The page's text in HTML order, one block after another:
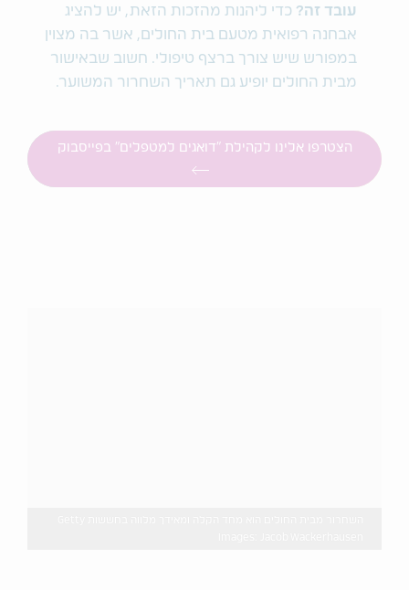
עובד זה? כדי ליהנות מהזכות הזאת, יש להציג
אבחנה רפואית מטעם בית החולים, אשר בה מצוין
במפורש שיש צורך ברצף טיפולי. חשוב שבאישור
מבית החולים יופיע גם תאריך השחרור המשוער.
הצטרפו אלינו לקהילת "דואגים למטפלים" בפייסבוק